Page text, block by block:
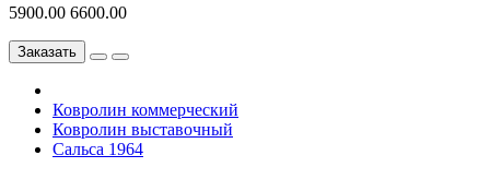
5900.00 6600.00
Заказать
Ковролин коммерческий
Ковролин выставочный
Сальса 1964